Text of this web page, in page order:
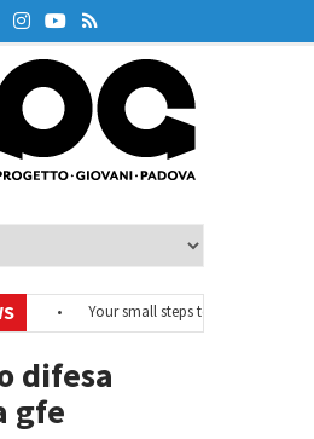
Your small steps towards
Oxford Debate Lab – Borse di studio 2026/27
difesa
gfe